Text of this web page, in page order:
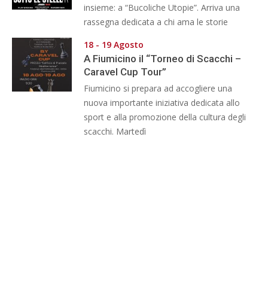
insieme: a “Bucoliche Utopie”. Arriva una
rassegna dedicata a chi ama le storie
18 - 19 Agosto
A Fiumicino il “Torneo di Scacchi –
Caravel Cup Tour”
Fiumicino si prepara ad accogliere una
nuova importante iniziativa dedicata allo
sport e alla promozione della cultura degli
scacchi. Martedì